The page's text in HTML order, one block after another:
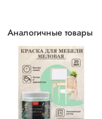
Аналогичные товары